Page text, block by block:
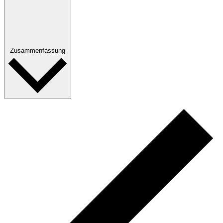
Zusammenfassung